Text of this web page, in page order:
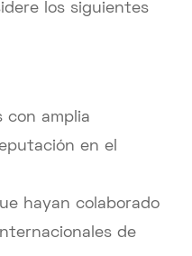
los siguientes
con amplia
en el
hayan colaborado
de